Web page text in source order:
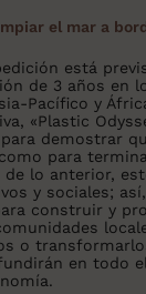
el mar a
está
de 3 años en
Pacífico y
«Plastic
demostrar
para
de lo anterior,
y sociales;
construir y
o
en todo